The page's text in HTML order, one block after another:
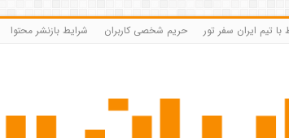
با تیم ایران سفر تور حریم شخصی کاربران شرایط بازنشر محتوا